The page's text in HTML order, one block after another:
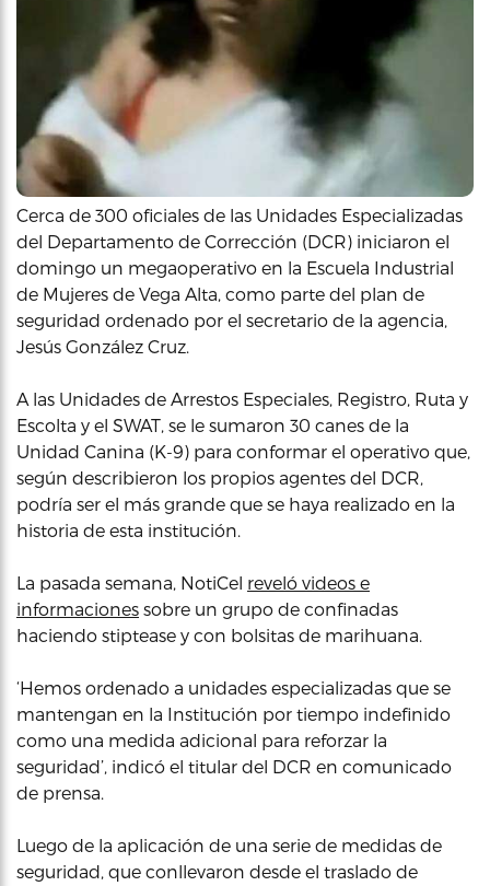
Cerca de 300 oficiales de las Unidades Especializadas
del Departamento de Corrección (DCR) iniciaron el
domingo un megaoperativo en la Escuela Industrial
de Mujeres de Vega Alta, como parte del plan de
seguridad ordenado por el secretario de la agencia,
Jesús González Cruz.
A las Unidades de Arrestos Especiales, Registro, Ruta y
Escolta y el SWAT, se le sumaron 30 canes de la
Unidad Canina (K-9) para conformar el operativo que,
según describieron los propios agentes del DCR,
podría ser el más grande que se haya realizado en la
historia de esta institución.
La pasada semana, NotiCel reveló videos e
informaciones sobre un grupo de confinadas
haciendo stiptease y con bolsitas de marihuana.
‘Hemos ordenado a unidades especializadas que se
mantengan en la Institución por tiempo indefinido
como una medida adicional para reforzar la
seguridad’, indicó el titular del DCR en comunicado
de prensa.
Luego de la aplicación de una serie de medidas de
seguridad, que conllevaron desde el traslado de